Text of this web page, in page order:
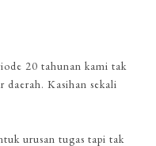
20 tahunan kami tak
daerah. Kasihan sekali
urusan tugas tapi tak